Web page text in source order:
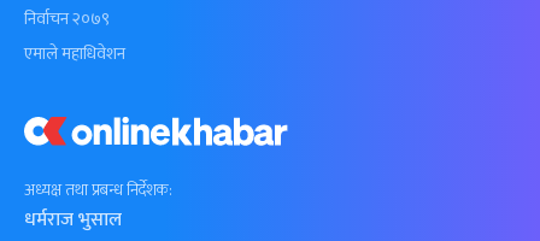
अध्यक्ष तथा प्रबन्ध निर्देशक:
धर्मराज भुसाल
निर्वाचन २०७९
एमाले महाधिवेशन